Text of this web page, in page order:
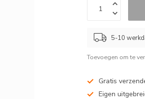
5-10
Toevoegen om te
Gratis
Eigen